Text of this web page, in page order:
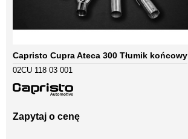
Capristo Cupra Ateca 300 Tłumik końcowy
02CU 118 03 001
Zapytaj o cenę